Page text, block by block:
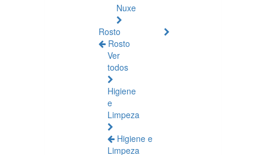
Nuxe
Rosto
Rosto
Ver
todos
Higiene
e
Limpeza
Higiene e
Limpeza